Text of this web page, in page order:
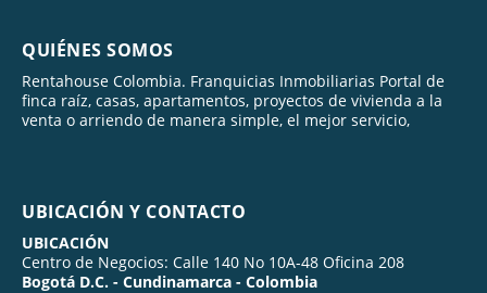
QUIÉNES SOMOS
Rentahouse Colombia. Franquicias Inmobiliarias Portal de
finca raíz, casas, apartamentos, proyectos de vivienda a la
venta o arriendo de manera simple, el mejor servicio,
UBICACIÓN Y CONTACTO
UBICACIÓN
Centro de Negocios: Calle 140 No 10A-48 Oficina 208
Bogotá D.C. - Cundinamarca - Colombia